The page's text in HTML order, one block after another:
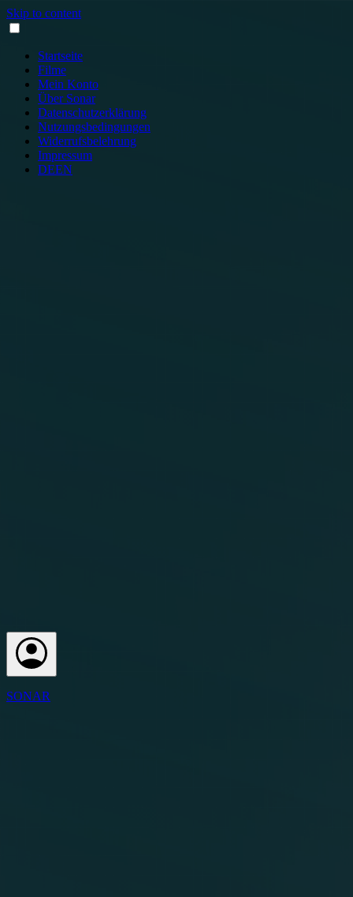
Skip to content
Startseite
Filme
Mein Konto
Über Sonar
Datenschutzerklärung
Nutzungsbedingungen
Widerrufsbelehrung
Impressum
DEEN
SONAR